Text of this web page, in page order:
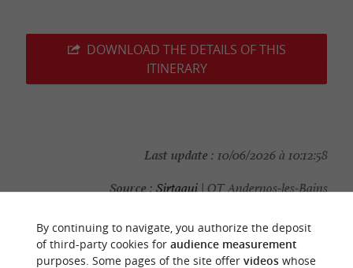
DOWNLOAD THE DETAILS OF THIS
ITINERARY
Last update : 10/06/2026 à 10:12:58
Source :Sirtaqui| OT Andernos-les-Bains
By continuing to navigate, you authorize the deposit
of third-party cookies for audience measurement
purposes. Some pages of the site offer videoswhose